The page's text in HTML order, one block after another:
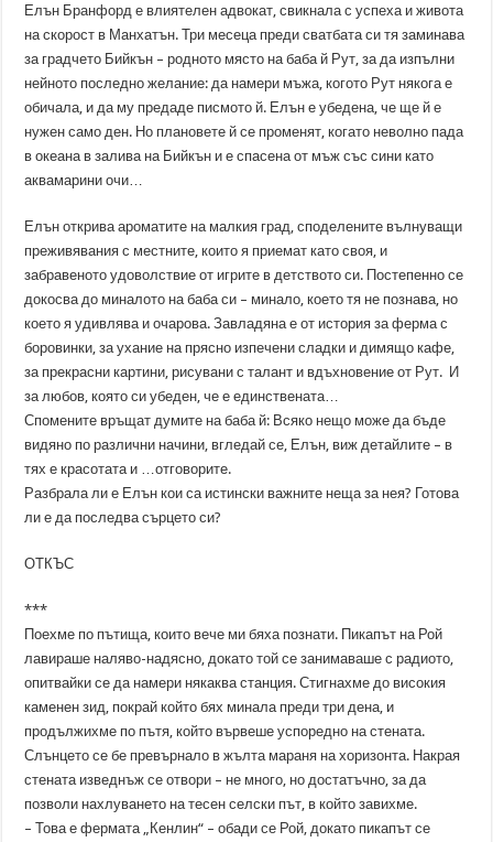
Елън Бранфорд е влиятелен адвокат, свикнала с успеха и живота
на скорост в Манхатън. Три месеца преди сватбата си тя заминава
за градчето Бийкън – родното място на баба й Рут, за да изпълни
нейното последно желание: да намери мъжа, когото Рут някога е
обичала, и да му предаде писмото й. Елън е убедена, че ще й е
нужен само ден. Но плановете й се променят, когато неволно пада
в океана в залива на Бийкън и е спасена от мъж със сини като
аквамарини очи…
Елън открива ароматите на малкия град, споделените вълнуващи
преживявания с местните, които я приемат като своя, и
забравеното удоволствие от игрите в детството си. Постепенно се
докосва до миналото на баба си – минало, което тя не познава, но
което я удивлява и очарова. Завладяна е от история за ферма с
боровинки, за ухание на прясно изпечени сладки и димящо кафе,
за прекрасни картини, рисувани с талант и вдъхновение от Рут. И
за любов, която си убеден, че е единствената…
Спомените връщат думите на баба й: Всяко нещо може да бъде
видяно по различни начини, вгледай се, Елън, виж детайлите – в
тях е красотата и …отговорите.
Разбрала ли е Елън кои са истински важните неща за нея? Готова
ли е да последва сърцето си?
ОТКЪС
***
Поехме по пътища, които вече ми бяха познати. Пикапът на Рой
лавираше наляво-надясно, докато той се занимаваше с радиото,
опитвайки се да намери някаква станция. Стигнахме до високия
каменен зид, покрай който бях минала преди три дена, и
продължихме по пътя, който вървеше успоредно на стената.
Слънцето се бе превърнало в жълта мараня на хоризонта. Накрая
стената изведнъж се отвори – не много, но достатъчно, за да
позволи нахлуването на тесен селски път, в който завихме.
– Това е фермата „Кенлин“ – обади се Рой, докато пикапът се